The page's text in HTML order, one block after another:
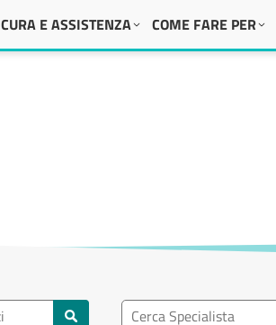
CURA E ASSISTENZA COME FARE PER
Ricerca specialisti